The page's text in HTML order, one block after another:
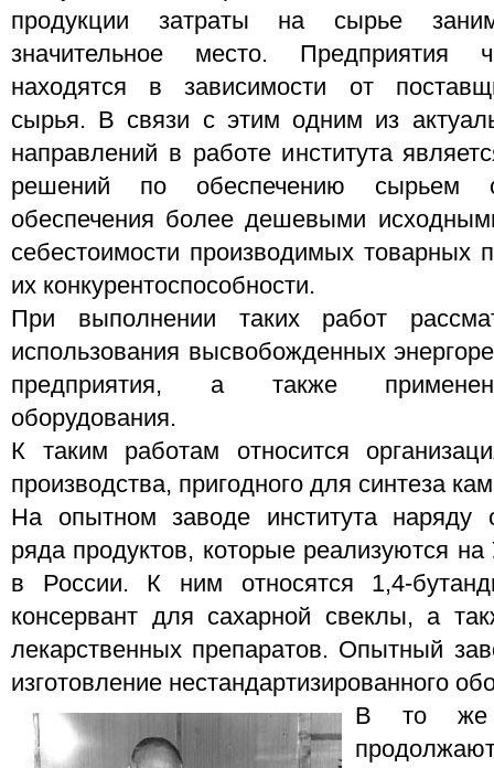
продукции затраты на сырье
значительное место. Предприятия
находятся в зависимости от
сырья. В связи с этим одним из
направлений в работе института
решений по обеспечению сырьем
обеспечения более дешевыми
себестоимости производимых товарных
их конкурентоспособности.
При выполнении таких работ
использования высвобожденных
предприятия, а также
оборудования.
К таким работам относится
производства, пригодного для синтеза
На опытном заводе института наряду
ряда продуктов, которые реализуются
в России. К ним относятся 1,4-
консервант для сахарной свеклы, а
лекарственных препаратов. Опытный
изготовление нестандартизированного
В то же